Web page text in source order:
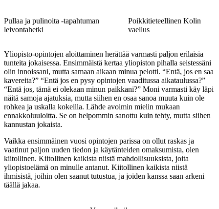
Pullaa ja pulinoita -tapahtuman
leivontahetki
Poikkitieteellinen Kolin
vaellus
Yliopisto-opintojen aloittaminen herättää varmasti paljon erilaisia
tunteita jokaisessa. Ensimmäistä kertaa yliopiston pihalla seistessäni
olin innoissani, mutta samaan aikaan minua pelotti. “Entä, jos en saa
kavereita?” “Entä jos en pysy opintojen vaaditussa aikataulussa?”
“Entä jos, tämä ei olekaan minun paikkani?” Moni varmasti käy läpi
näitä samoja ajatuksia, mutta siihen en osaa sanoa muuta kuin ole
rohkea ja uskalla kokeilla. Lähde avoimin mielin mukaan
ennakkoluuloitta. Se on helpommin sanottu kuin tehty, mutta siihen
kannustan jokaista.
Vaikka ensimmäinen vuosi opintojen parissa on ollut raskas ja
vaatinut paljon uuden tiedon ja käytänteiden omaksumista, olen
kiitollinen. Kiitollinen kaikista niistä mahdollisuuksista, joita
yliopistoelämä on minulle antanut. Kiitollinen kaikista niistä
ihmisistä, joihin olen saanut tutustua, ja joiden kanssa saan arkeni
täällä jakaa.